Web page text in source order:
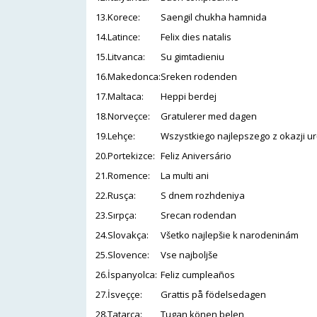
13.Korece:
Saengil chukha hamnida
14.Latince:
Felix dies natalis
15.Litvanca:
Su gimtadieniu
16.Makedonca:Sreken rodenden
17.Maltaca:
Heppi berdej
18.Norveçce:
Gratulerer med dagen
19.Lehçe:
Wszystkiego najlepszego z okazji
20.Portekizce: Feliz Aniversário
21.Romence:
La multi ani
22.Rusça:
S dnem rozhdeniya
23.Sırpça:
Srecan rodendan
24.Slovakça:
Všetko najlepšie k narodeninám
25.Slovence:
Vse najboljše
26.İspanyolca: Feliz cumpleaños
27.İsveççe:
Grattis på födelsedagen
28.Tatarca:
Tugan könen belen